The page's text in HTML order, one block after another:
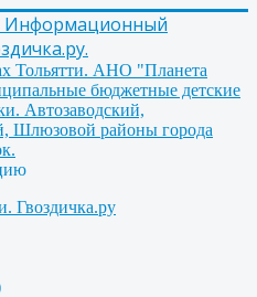
Информационный
Тольятти. АНО "Планета
бюджетные детские
Автозаводский,
Шлюзовой районы города
Гвоздичка.ру